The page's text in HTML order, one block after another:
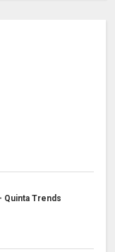
Quinta Trends